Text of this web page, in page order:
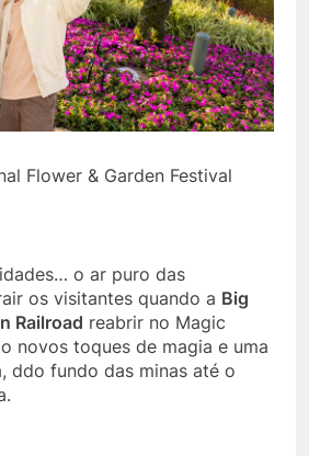
Flower & Garden Festival
o ar puro das
os visitantes quando a Big
Railroad reabrir no Magic
novos toques de magia e uma
ddo fundo das minas até o